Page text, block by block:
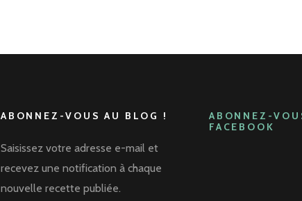
ABONNEZ-VOUS AU BLOG !
Saisissez votre adresse e-mail et
recevez une notification à chaque
nouvelle recette publiée.
ABONNEZ-
FACEBOOK